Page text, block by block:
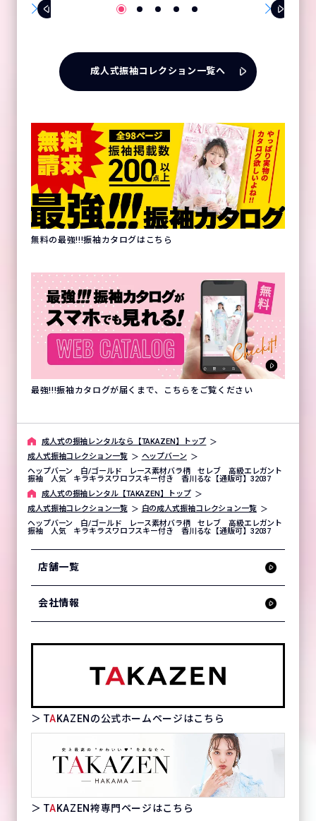
成人式振袖コレクション一覧へ
無料の最強!!!振袖カタログはこちら
最強!!!振袖カタログが届くまで、こちらをご覧ください
成⼈式の振袖レンタルなら【TAKAZEN】トップ
成人式振袖コレクション一覧
ヘップバーン
ヘップバーン 白/ゴールド レース素材バラ柄 セレブ 高級エレガント
振袖 人気 キラキラスワロフスキー付き 香川るな【通販可】32037
成⼈式の振袖レンタル【TAKAZEN】トップ
成人式振袖コレクション一覧
白の成人式振袖コレクション一覧
ヘップバーン 白/ゴールド レース素材バラ柄 セレブ 高級エレガント
振袖 人気 キラキラスワロフスキー付き 香川るな【通販可】32037
店舗一覧
会社情報
＞ TAKAZENの公式ホームページはこちら
＞ TAKAZEN袴専門ページはこちら